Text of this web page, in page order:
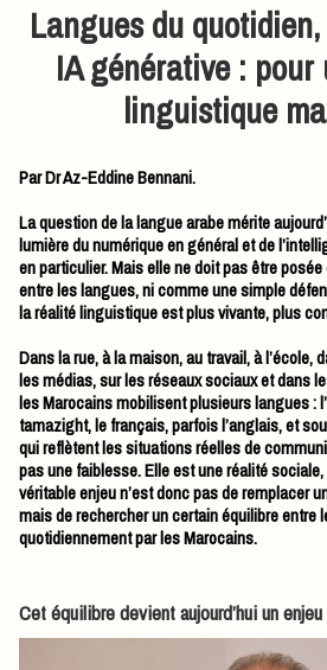
Langues du
IA générative :
linguistique
Par Dr Az-Eddine Bennani.
La question de la langue arabe mérite
lumière du numérique en général et de
en particulier. Mais elle ne doit pas être
entre les langues, ni comme une simple
la réalité linguistique est plus vivante, plus
Dans la rue, à la maison, au travail, à l’école,
les médias, sur les réseaux sociaux et dans
les Marocains mobilisent plusieurs langues :
tamazight, le français, parfois l’anglais, et
qui reflètent les situations réelles de
pas une faiblesse. Elle est une réalité
véritable enjeu n’est donc pas de remplacer
mais de rechercher un certain équilibre entre
quotidiennement par les Marocains.
Cet équilibre devient aujourd’hui un enjeu